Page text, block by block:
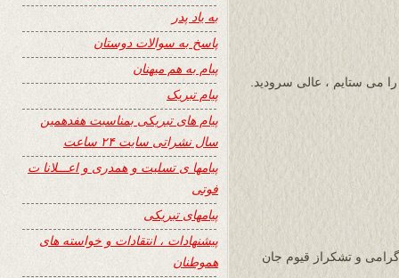
می ستایم ، عالی سرودید.
گرامی و تشکراز قیوم جان
به یاد پدر
پاسخ به سوالات دوستان
پیام به هم میهنان
پیام تبریک
پیام های تبریکی بمناسبت هفدهمین
سال نشراتی سایت ۲۴ ساعت
پیامها ی تسلیت و همدری و اعـــلانا ت
فوتی
پیامهای تبریکی
پیشنهادات ، انتقادات و خواسته های
هموطنان